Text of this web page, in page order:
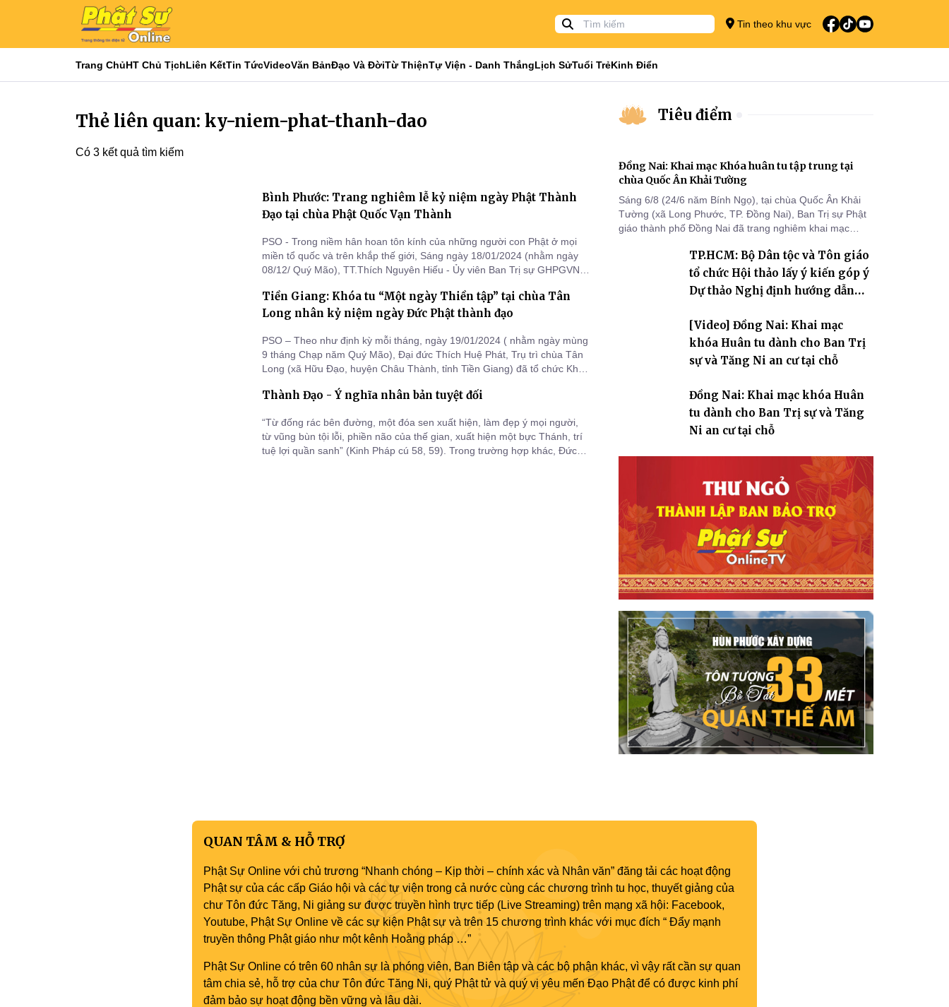
Tin theo khu vực
Trang ChủHT Chủ TịchLiên KếtTin TứcVideoVăn BảnĐạo Và ĐờiTừ ThiệnTự Viện - Danh ThắngLịch SửTuổi TrẻKinh Điển
Thẻ liên quan: ky-niem-phat-thanh-dao
Có 3 kết quả tìm kiếm
Bình Phước: Trang nghiêm lễ kỷ niệm ngày Phật Thành
Đạo tại chùa Phật Quốc Vạn Thành
PSO - Trong niềm hân hoan tôn kính của những người con Phật ở mọi
miền tổ quốc và trên khắp thế giới, Sáng ngày 18/01/2024 (nhằm ngày
08/12/ Quý Mão), TT.Thích Nguyên Hiếu - Ủy viên Ban Trị sự GHPGVN
Bình Phước) và đạo tràng Phật tử trang nghiêm cử hành lễ kỷ niệm ngày
Đức Phật T
Tiền Giang: Khóa tu “Một ngày Thiền tập” tại chùa Tân
Long nhân kỷ niệm ngày Đức Phật thành đạo
PSO – Theo như định kỳ mỗi tháng, ngày 19/01/2024 ( nhằm ngày mùng
9 tháng Chạp năm Quý Mão), Đại đức Thích Huệ Phát, Trụ trì chùa Tân
Long (xã Hữu Đạo, huyện Châu Thành, tỉnh Tiền Giang) đã tổ chức Khóa
Thành Đạo - Ý nghĩa nhân bản tuyệt đối
“Từ đống rác bên đường, một đóa sen xuất hiện, làm đẹp ý mọi người,
từ vũng bùn tội lỗi, phiền não của thế gian, xuất hiện một bực Thánh, trí
tuệ lợi quần sanh” (Kinh Pháp cú 58, 59). Trong trường hợp khác, Đức
Tiêu điểm
Đồng Nai: Khai mạc Khóa huân tu tập trung tại
chùa Quốc Ân Khải Tường
Sáng 6/8 (24/6 năm Bính Ngọ), tại chùa Quốc Ân Khải
Tường (xã Long Phước, TP. Đồng Nai), Ban Trị sự Phật
giáo thành phố Đồng Nai đã trang nghiêm khai mạc
2570 dành cho chư Tăng hành giả an cư tại chỗ khu vực
VII, VIII và trường hạ chùa Quốc Ân Khải Tường.
TP.HCM: Bộ Dân tộc và Tôn giáo
tổ chức Hội thảo lấy ý kiến góp ý
Dự thảo Nghị định hướng dẫn
giáo
[Video] Đồng Nai: Khai mạc
khóa Huân tu dành cho Ban Trị
sự và Tăng Ni an cư tại chỗ
Đồng Nai: Khai mạc khóa Huân
tu dành cho Ban Trị sự và Tăng
Ni an cư tại chỗ
QUAN TÂM & HỖ TRỢ
Phật Sự Online với chủ trương “Nhanh chóng – Kịp thời – chính xác và Nhân văn” đăng tải các hoạt động
Phật sự của các cấp Giáo hội và các tự viện trong cả nước cùng các chương trình tu học, thuyết giảng của
chư Tôn đức Tăng, Ni giảng sư được truyền hình trực tiếp (Live Streaming) trên mạng xã hội: Facebook,
Youtube, Phật Sự Online về các sự kiện Phật sự và trên 15 chương trình khác với mục đích “ Đẩy mạnh
truyền thông Phật giáo như một kênh Hoằng pháp …”
Phật Sự Online có trên 60 nhân sự là phóng viên, Ban Biên tập và các bộ phận khác, vì vậy rất cần sự quan
tâm chia sẻ, hỗ trợ của chư Tôn đức Tăng Ni, quý Phật tử và quý vị yêu mến Đạo Phật để có được kinh phí
đảm bảo sự hoạt động bền vững và lâu dài.